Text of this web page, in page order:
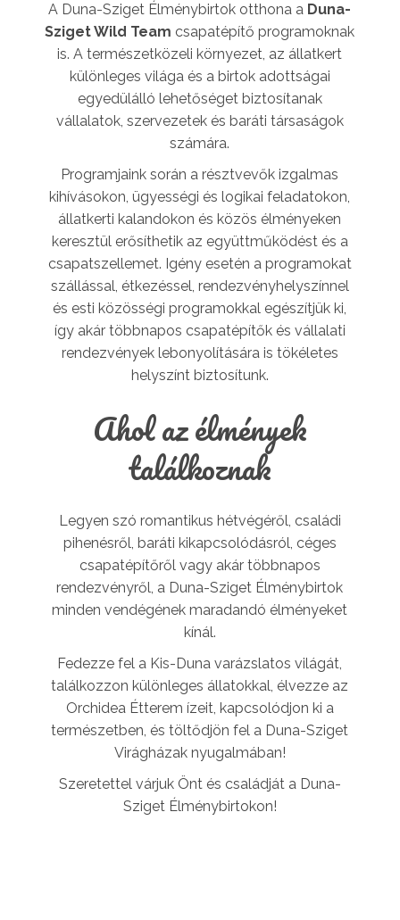
A Duna-Sziget Élménybirtok otthona a Duna-
Sziget Wild Team csapatépítő programoknak
is. A természetközeli környezet, az állatkert
különleges világa és a birtok adottságai
egyedülálló lehetőséget biztosítanak
vállalatok, szervezetek és baráti társaságok
számára.
Programjaink során a résztvevők izgalmas
kihívásokon, ügyességi és logikai feladatokon,
állatkerti kalandokon és közös élményeken
keresztül erősíthetik az együttműködést és a
csapatszellemet. Igény esetén a programokat
szállással, étkezéssel, rendezvényhelyszínnel
és esti közösségi programokkal egészítjük ki,
így akár többnapos csapatépítők és vállalati
rendezvények lebonyolítására is tökéletes
helyszínt biztosítunk.
Ahol az élmények
találkoznak
Legyen szó romantikus hétvégéről, családi
pihenésről, baráti kikapcsolódásról, céges
csapatépítőről vagy akár többnapos
rendezvényről, a Duna-Sziget Élménybirtok
minden vendégének maradandó élményeket
kínál.
Fedezze fel a Kis-Duna varázslatos világát,
találkozzon különleges állatokkal, élvezze az
Orchidea Étterem ízeit, kapcsolódjon ki a
természetben, és töltődjön fel a Duna-Sziget
Virágházak nyugalmában!
Szeretettel várjuk Önt és családját a Duna-
Sziget Élménybirtokon!